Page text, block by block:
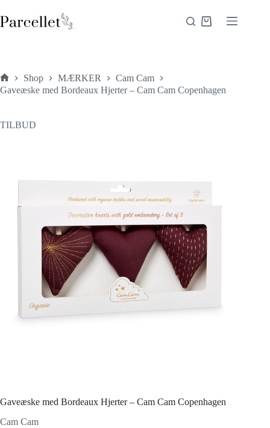
til
indhold
Indkøbskurv
Forside
Shop MÆRKER
Cam Cam
Gaveæske med Bordeaux Hjerter – Cam Cam Copenhagen
TILBUD
Gaveæske med Bordeaux Hjerter – Cam Cam Copenhagen
Cam Cam